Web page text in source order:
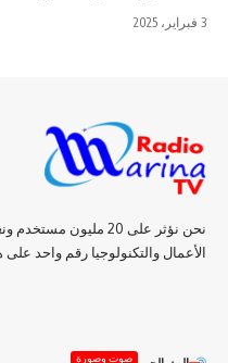
3 فبراير، 2025
نحن نؤثر على 20 مليون
الأعمال والتكنولوجيا رقم واحد
صوت وصورة